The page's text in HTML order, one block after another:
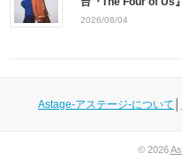
2026/08/04
Astage-アステージ-について
© 2026